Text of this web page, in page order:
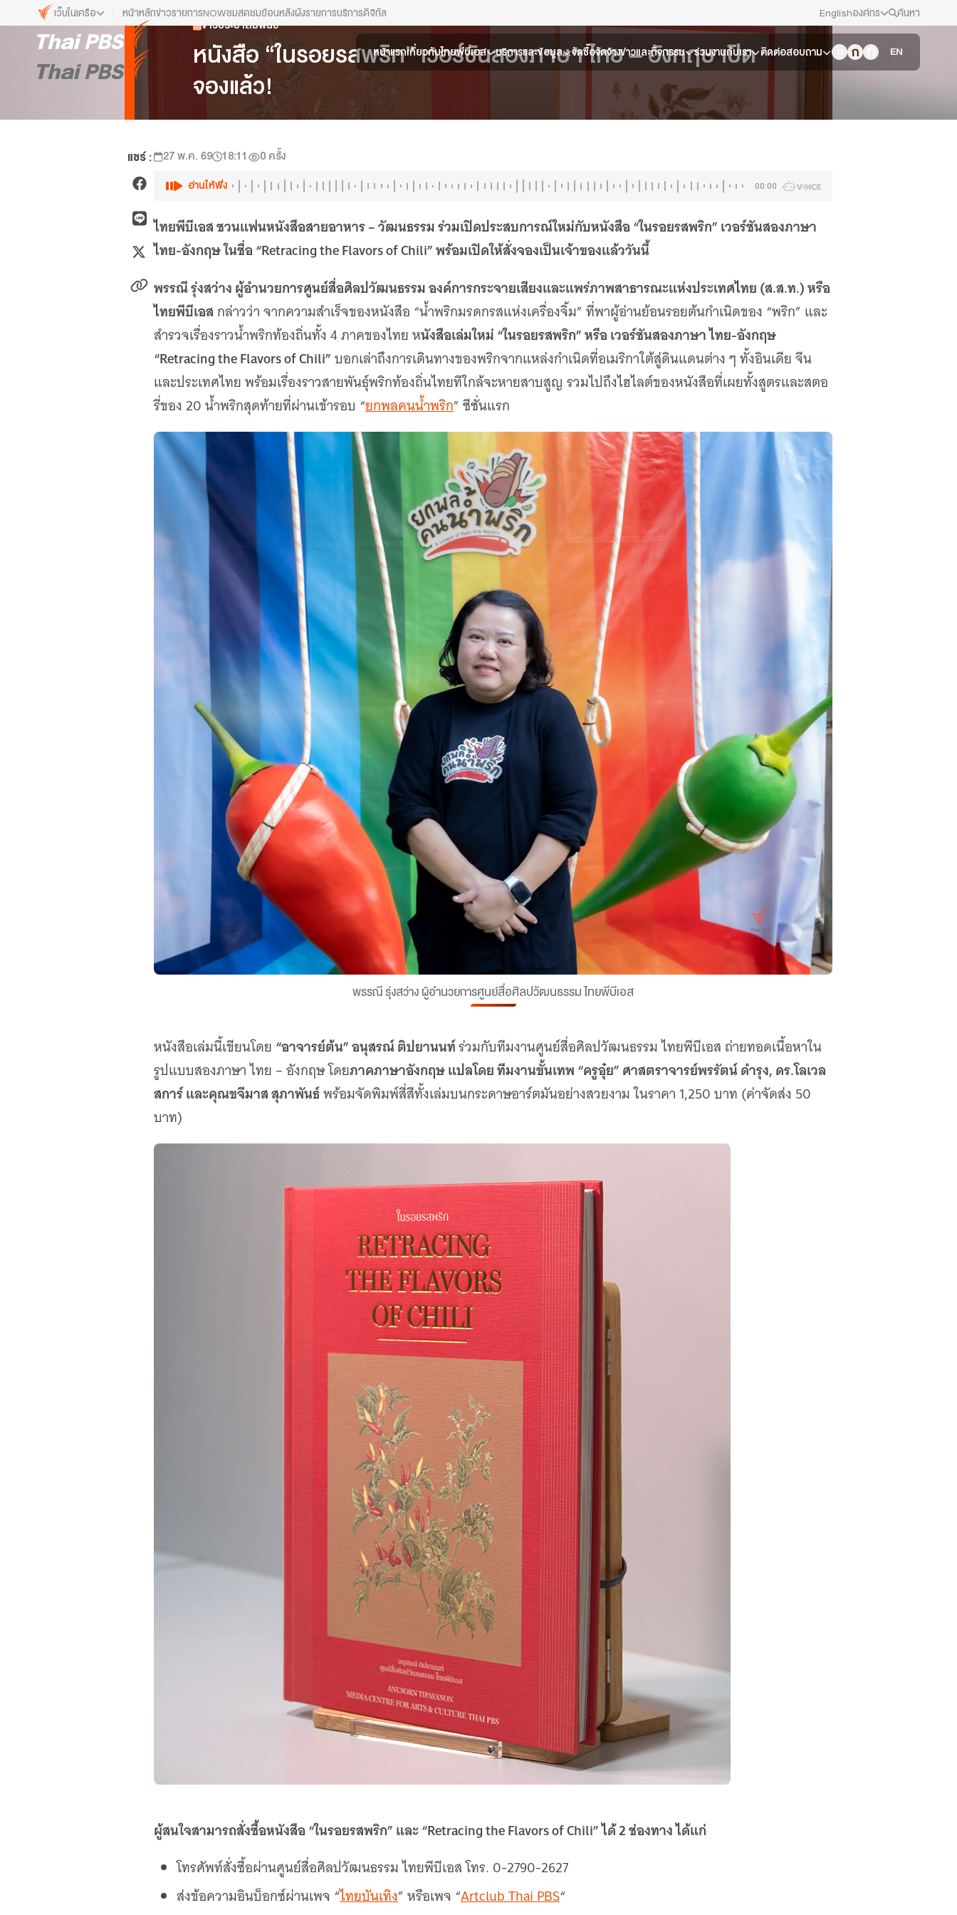
เว็บในเครือ
เว็บไซต์ในเครือ
ALTV
ทุกความสุข...ดูฟรี ไม่มีโฆษณา
พื้นที่นำเสนอวาระของสังคม
Thai PBS Kids
Thai PBS Podcast
เพราะพลังการสื่อสารอยู่ในมือคุณ
นิเวศสื่อสาธารณะท้องถิ่นคุณภาพ
จับตาอนาคตประเทศไทย
ตรวจสอบข่าวปลอม คัดกรองข่าวจริง
หน้าหลักข่าวรายการNOWชมสดชมย้อนหลังผังรายการบริการดิจิทัล Englishองค์กร
สมัครงาน/ฝึกงาน
About Thai PBS
ค้นหา
หน้าแรกเกี่ยวกับไทยพีบีเอส บริการและข้อมูล จัดซื้อจัดจ้างข่าวและกิจกรรม ร่วมงานกับเรา ติดต่อสอบถาม EN
ข่าวประชาสัมพันธ์
หนังสือ “ในรอยรสพริก” เวอร์ชันสองภาษา ไทย – อังกฤษ เปิด
จองแล้ว!
แชร์ : 27 พ.ค. 69 18:11 0 ครั้ง
อ่านให้ฟัง 00:00
ไทยพีบีเอส ชวนแฟนหนังสือสายอาหาร – วัฒนธรรม ร่วมเปิดประสบการณ์ใหม่กับหนังสือ “ในรอยรสพริก” เวอร์ชันสองภาษา
ไทย-อังกฤษ ในชื่อ “Retracing the Flavors of Chili” พร้อมเปิดให้สั่งจองเป็นเจ้าของแล้ววันนี้
พรรณี รุ่งสว่าง ผู้อำนวยการศูนย์สื่อศิลปวัฒนธรรม องค์การกระจายเสียงและแพร่ภาพสาธารณะแห่งประเทศไทย (ส.ส.ท.) หรือ
ไทยพีบีเอส กล่าวว่า จากความสำเร็จของหนังสือ “น้ำพริกมรดกรสแห่งเครื่องจิ้ม” ที่พาผู้อ่านย้อนรอยต้นกำเนิดของ “พริก” และ
สำรวจเรื่องราวน้ำพริกท้องถิ่นทั้ง 4 ภาคของไทย หนังสือเล่มใหม่ “ในรอยรสพริก” หรือ เวอร์ชันสองภาษา ไทย-อังกฤษ
“Retracing the Flavors of Chili”บอกเล่าถึงการเดินทางของพริกจากแหล่งกำเนิดที่อเมริกาใต้สู่ดินแดนต่าง ๆ ทั้งอินเดีย จีน
และประเทศไทย พร้อมเรื่องราวสายพันธุ์พริกท้องถิ่นไทยทีใกล้จะหายสาบสูญ รวมไปถึงไฮไลต์ของหนังสือที่เผยทั้งสูตรและสตอ
รี่ของ 20 น้ำพริกสุดท้ายที่ผ่านเข้ารอบ “ยกพลคนน้ำพริก” ซีซั่นแรก
พรรณี รุ่งสว่าง ผู้อำนวยการศูนย์สื่อศิลปวัฒนธรรม ไทยพีบีเอส
หนังสือเล่มนี้เขียนโดย “อาจารย์ต้น” อนุสรณ์ ติปยานนท์ร่วมกับทีมงานศูนย์สื่อศิลปวัฒนธรรม ไทยพีบีเอส ถ่ายทอดเนื้อหาใน
รูปแบบสองภาษา ไทย – อังกฤษ โดยภาคภาษาอังกฤษ แปลโดย ทีมงานขั้นเทพ “ครูอุ๋ย” ศาสตราจารย์พรรัตน์ ดำรุง, ดร.โลเวล
สการ์ และคุณขจีมาส สุภาพันธ์พร้อมจัดพิมพ์สี่สีทั้งเล่มบนกระดาษอาร์ตมันอย่างสวยงาม ในราคา 1,250 บาท (ค่าจัดส่ง 50
บาท)
ผู้สนใจสามารถสั่งซื้อหนังสือ “ในรอยรสพริก” และ “Retracing the Flavors of Chili” ได้ 2 ช่องทาง ได้แก่
โทรศัพท์สั่งซื้อผ่านศูนย์สื่อศิลปวัฒนธรรม ไทยพีบีเอส โทร. 0-2790-2627
ส่งข้อความอินบ็อกซ์ผ่านเพจ “ไทยบันเทิง” หรือเพจ “Artclub Thai PBS“